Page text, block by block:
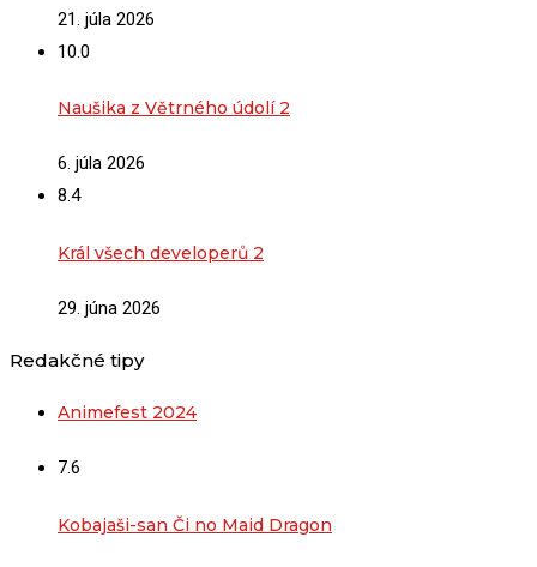
21. júla 2026
10.0
Naušika z Větrného údolí 2
6. júla 2026
8.4
Král všech developerů 2
29. júna 2026
Redakčné tipy
Animefest 2024
7.6
Kobajaši-san Či no Maid Dragon